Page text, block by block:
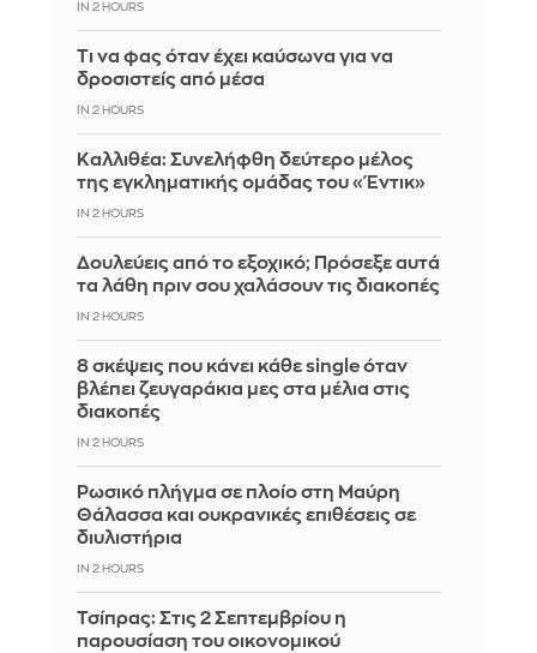
IN 2 HOURS
Τι να φας όταν έχει καύσωνα για να
δροσιστείς από μέσα
IN 2 HOURS
Καλλιθέα: Συνελήφθη δεύτερο μέλος
της εγκληματικής ομάδας του «Έντικ»
IN 2 HOURS
Δουλεύεις από το εξοχικό; Πρόσεξε αυτά
τα λάθη πριν σου χαλάσουν τις διακοπές
IN 2 HOURS
8 σκέψεις που κάνει κάθε single όταν
βλέπει ζευγαράκια μες στα μέλια στις
διακοπές
IN 2 HOURS
Ρωσικό πλήγμα σε πλοίο στη Μαύρη
Θάλασσα και ουκρανικές επιθέσεις σε
διυλιστήρια
IN 2 HOURS
Τσίπρας: Στις 2 Σεπτεμβρίου η
παρουσίαση του οικονομικού